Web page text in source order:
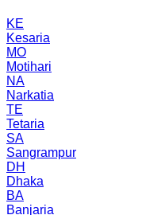
KE
Kesaria
MO
Motihari
NA
Narkatia
TE
Tetaria
SA
Sangrampur
DH
Dhaka
BA
Banjaria